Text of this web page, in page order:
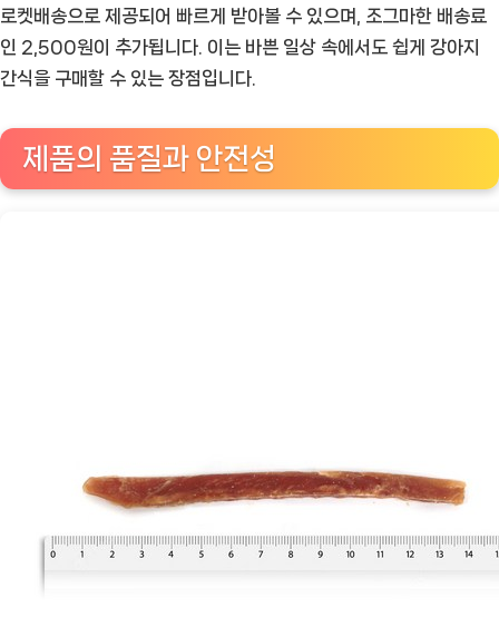
로켓배송으로 제공되어 빠르게 받아볼 수 있으며, 조그마한 배송료
인 2,500원이 추가됩니다. 이는 바쁜 일상 속에서도 쉽게 강아지
간식을 구매할 수 있는 장점입니다.
제품의 품질과 안전성